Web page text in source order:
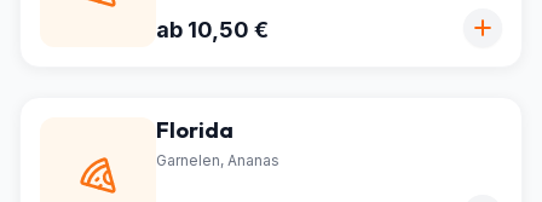
ab 10,50 €
Florida
Garnelen, Ananas